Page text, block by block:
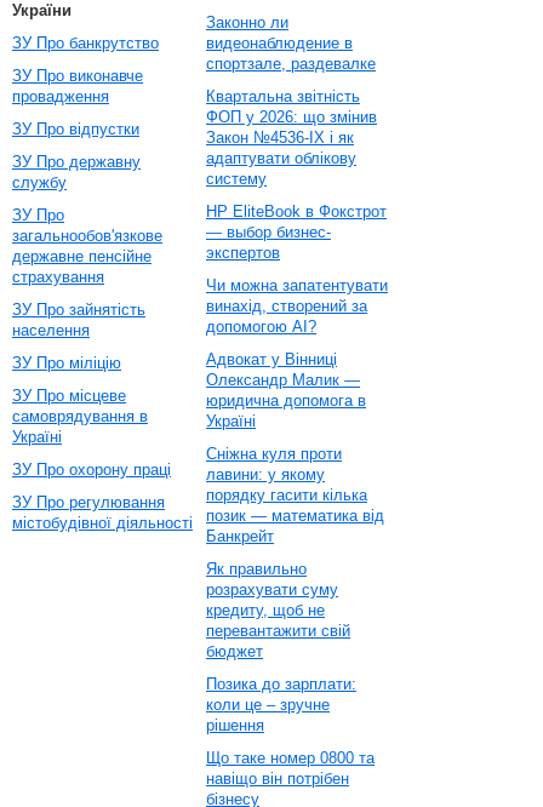
України
ЗУ Про банкрутство
ЗУ Про виконавче
провадження
ЗУ Про відпустки
ЗУ Про державну
службу
ЗУ Про
загальнообов'язкове
державне пенсійне
страхування
ЗУ Про зайнятість
населення
ЗУ Про міліцію
ЗУ Про місцеве
самоврядування в
Україні
ЗУ Про охорону праці
ЗУ Про регулювання
містобудівної діяльності
Законно ли
видеонаблюдение в
спортзале, раздевалке
Квартальна звітність
ФОП у 2026: що змінив
Закон №4536-IX і як
адаптувати облікову
систему
HP EliteBook в Фокстрот
— выбор бизнес-
экспертов
Чи можна запатентувати
винахід, створений за
допомогою AI?
Адвокат у Вінниці
Олександр Малик —
юридична допомога в
Україні
Сніжна куля проти
лавини: у якому
порядку гасити кілька
позик — математика від
Банкрейт
Як правильно
розрахувати суму
кредиту, щоб не
перевантажити свій
бюджет
Позика до зарплати:
коли це – зручне
рішення
Що таке номер 0800 та
навіщо він потрібен
бізнесу